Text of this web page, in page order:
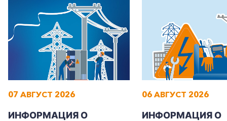
Частным клиентам
Корпоративным клиентам
07 АВГУСТ 2026
ИНФОРМАЦИЯ О
06 АВГУСТ 2026
ИНФОРМАЦИЯ О